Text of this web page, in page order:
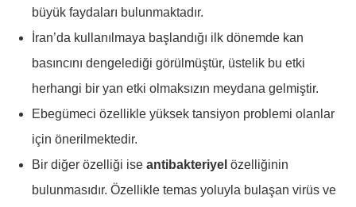
büyük faydaları bulunmaktadır.
İran’da kullanılmaya başlandığı ilk dönemde kan
basıncını dengelediği görülmüştür, üstelik bu etki
herhangi bir yan etki olmaksızın meydana gelmiştir.
Ebegümeci özellikle yüksek tansiyon problemi olanlar
için önerilmektedir.
Bir diğer özelliği ise antibakteriyel özelliğinin
bulunmasıdır. Özellikle temas yoluyla bulaşan virüs ve